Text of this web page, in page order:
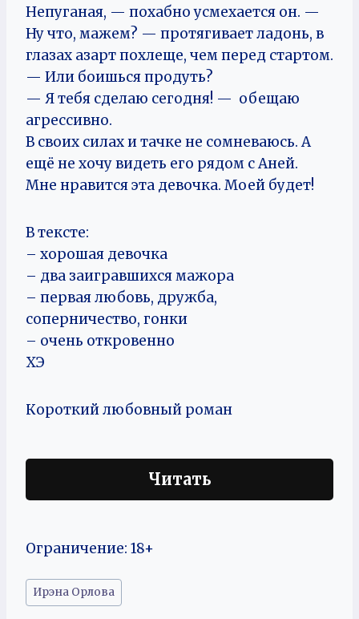
Непуганая, — похабно усмехается он. —
Ну что, мажем? — протягивает ладонь, в
глазах азарт похлеще, чем перед стартом.
— Или боишься продуть?
— Я тебя сделаю сегодня! — обещаю
агрессивно.
В своих силах и тачке не сомневаюсь. А
ещё не хочу видеть его рядом с Аней.
Мне нравится эта девочка. Моей будет!
В тексте:
– хорошая девочка
– два заигравшихся мажора
– первая любовь, дружба,
соперничество, гонки
– очень откровенно
ХЭ
Короткий любовный роман
Читать
Ограничение: 18+
Метки
записи:
Ирэна Орлова